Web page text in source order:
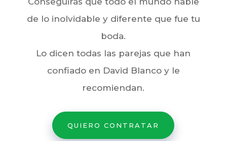
de lo inolvidable y diferente que fue tu
boda.
Lo dicen todas las parejas que han
confiado en David Blanco y le
recomiendan.
QUIERO CONTRATAR